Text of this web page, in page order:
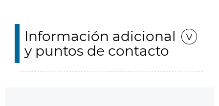
Información adicional
y puntos de contacto